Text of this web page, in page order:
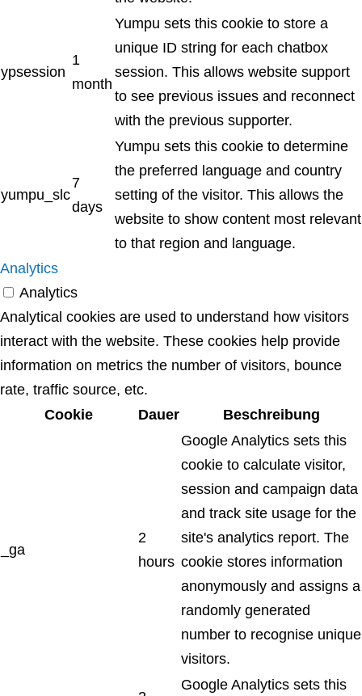
ypsession
1
month
Yumpu sets this cookie to store a
unique ID string for each chatbox
session. This allows website support
to see previous issues and reconnect
with the previous supporter.
yumpu_slc
7
days
Yumpu sets this cookie to determine
the preferred language and country
setting of the visitor. This allows the
website to show content most relevant
to that region and language.
Analytics
Analytics
Analytical cookies are used to understand how visitors
interact with the website. These cookies help provide
information on metrics the number of visitors, bounce
rate, traffic source, etc.
Cookie
Dauer Beschreibung
_ga
2
hours
Google Analytics sets this
cookie to calculate visitor,
session and campaign data
and track site usage for the
site's analytics report. The
cookie stores information
anonymously and assigns a
randomly generated
number to recognise unique
visitors.
Google Analytics sets this